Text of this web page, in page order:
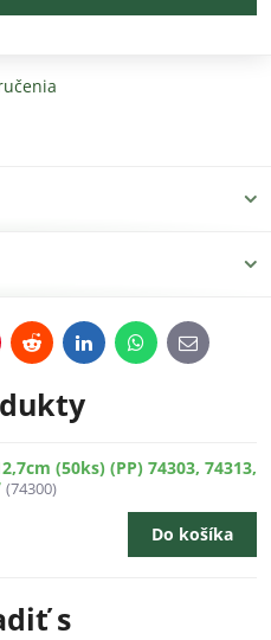
RedditLinkedInWhatsApp
E-
mail
(50ks) (PP) 74303, 74313,
(74300)
Do košíka
s